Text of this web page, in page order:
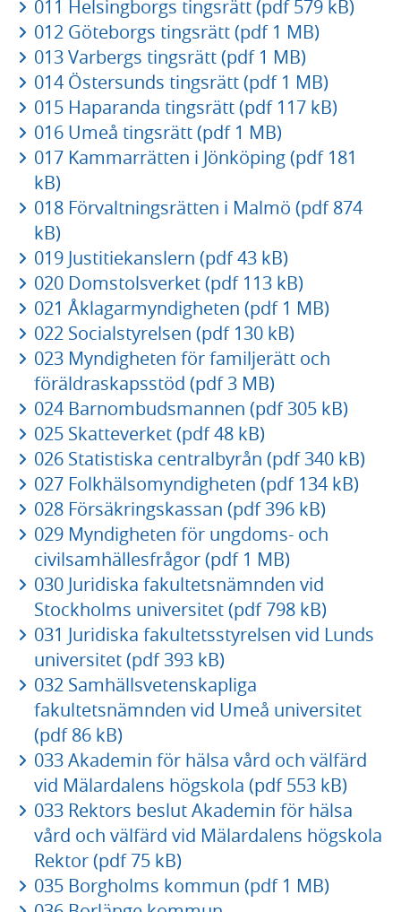
011 Helsingborgs tingsrätt (pdf 579 kB)
012 Göteborgs tingsrätt (pdf 1 MB)
013 Varbergs tingsrätt (pdf 1 MB)
014 Östersunds tingsrätt (pdf 1 MB)
015 Haparanda tingsrätt (pdf 117 kB)
016 Umeå tingsrätt (pdf 1 MB)
017 Kammarrätten i Jönköping (pdf 181
kB)
018 Förvaltningsrätten i Malmö (pdf 874
kB)
019 Justitiekanslern (pdf 43 kB)
020 Domstolsverket (pdf 113 kB)
021 Åklagarmyndigheten (pdf 1 MB)
022 Socialstyrelsen (pdf 130 kB)
023 Myndigheten för familjerätt och
föräldraskapsstöd (pdf 3 MB)
024 Barnombudsmannen (pdf 305 kB)
025 Skatteverket (pdf 48 kB)
026 Statistiska centralbyrån (pdf 340 kB)
027 Folkhälsomyndigheten (pdf 134 kB)
028 Försäkringskassan (pdf 396 kB)
029 Myndigheten för ungdoms- och
civilsamhällesfrågor (pdf 1 MB)
030 Juridiska fakultetsnämnden vid
Stockholms universitet (pdf 798 kB)
031 Juridiska fakultetsstyrelsen vid Lunds
universitet (pdf 393 kB)
032 Samhällsvetenskapliga
fakultetsnämnden vid Umeå universitet
(pdf 86 kB)
033 Akademin för hälsa vård och välfärd
vid Mälardalens högskola (pdf 553 kB)
033 Rektors beslut Akademin för hälsa
vård och välfärd vid Mälardalens högskola
Rektor (pdf 75 kB)
035 Borgholms kommun (pdf 1 MB)